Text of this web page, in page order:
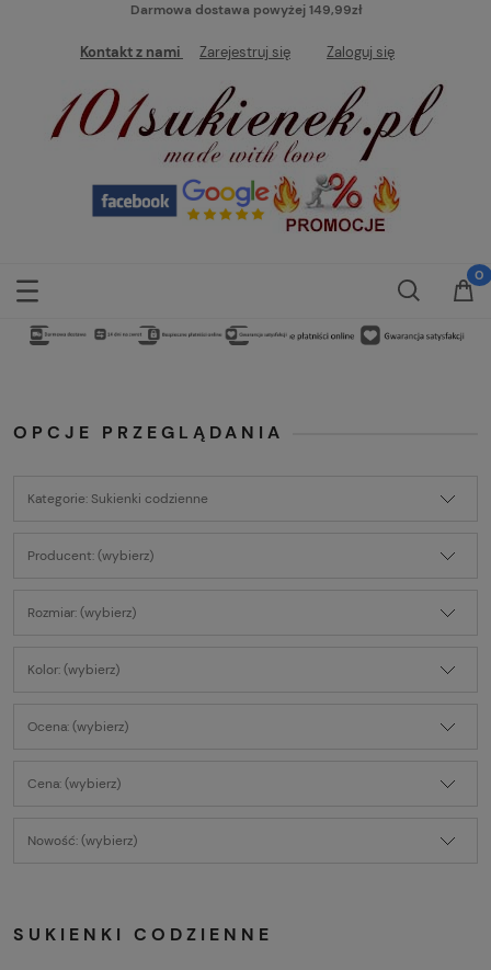
Darmowa dostawa powyżej 149,99zł
Kontakt z nami Zarejestruj się Zaloguj się
OPCJE PRZEGLĄDANIA
Kategorie: Sukienki codzienne
Producent: (wybierz)
Rozmiar: (wybierz)
Kolor: (wybierz)
Ocena: (wybierz)
Cena: (wybierz)
Nowość: (wybierz)
SUKIENKI CODZIENNE